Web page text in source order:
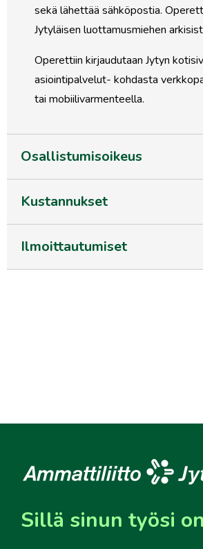
sekä lähettää sähköpostia.
Jytyläisen luottamusmiehen
Operettiin kirjaudutaan Jytyn
asiointipalvelut- kohdasta
tai mobiilivarmenteella.
Osallistumisoikeus
Kustannukset
Ilmoittautumiset
Sillä sinun työsi